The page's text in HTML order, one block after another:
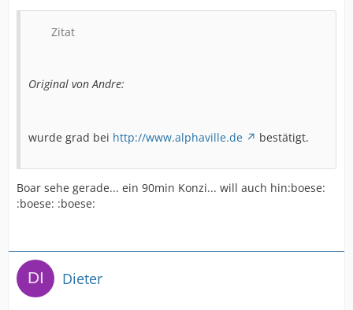
Zitat
Original von Andre:
wurde grad bei http://www.alphaville.de bestätigt.
Boar sehe gerade... ein 90min Konzi... will auch hin:boese:
:boese: :boese:
Dieter